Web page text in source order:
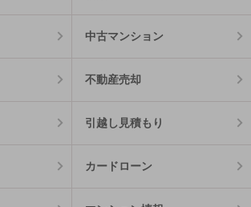
中古マンション
不動産売却
引越し見積もり
カードローン